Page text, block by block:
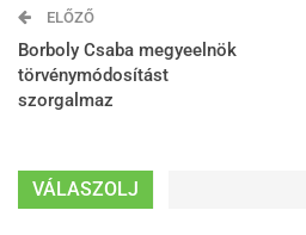
ELŐZŐ
Borboly Csaba megyeelnök
törvénymódosítást
szorgalmaz
VÁLASZOLJ